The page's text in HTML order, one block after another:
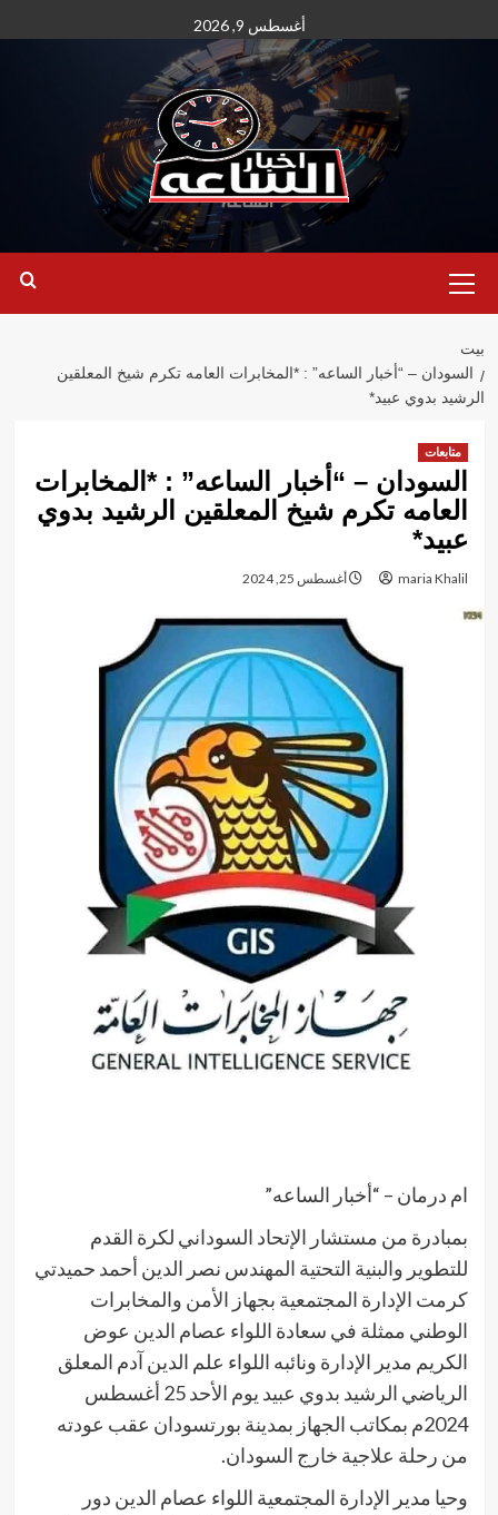
إلى
أغسطس 9, 2026
الأساسية
بيت
السودان – “أخبار الساعه” : *المخابرات العامه تكرم شيخ المعلقين
الرشيد بدوي عبيد*
متابعات
السودان – “أخبار الساعه” : *المخابرات
العامه تكرم شيخ المعلقين الرشيد بدوي
عبيد*
maria Khalil أغسطس 25, 2024
ام درمان – “أخبار الساعه”
بمبادرة من مستشار الإتحاد السوداني لكرة القدم
للتطوير والبنية التحتية المهندس نصر الدين أحمد حميدتي
كرمت الإدارة المجتمعية بجهاز الأمن والمخابرات
الوطني ممثلة في سعادة اللواء عصام الدين عوض
الكريم مدير الإدارة ونائبه اللواء علم الدين آدم المعلق
الرياضي الرشيد بدوي عبيد يوم الأحد 25 أغسطس
2024م بمكاتب الجهاز بمدينة بورتسودان عقب عودته
من رحلة علاجية خارج السودان.
وحيا مدير الإدارة المجتمعية اللواء عصام الدين دور